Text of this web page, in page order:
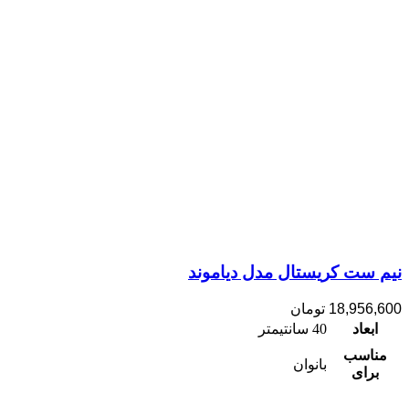
نیم ست کریستال مدل دیاموند
18,956,600 تومان
ابعاد
40 سانتیمتر
مناسب
برای
بانوان